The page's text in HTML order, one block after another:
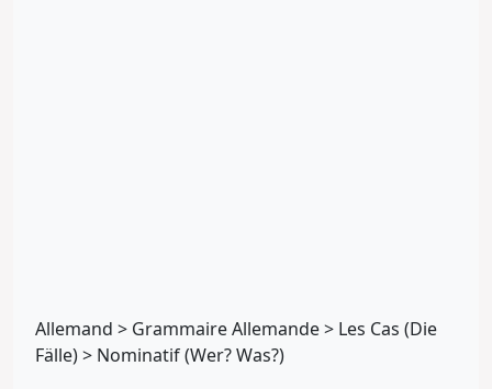
Allemand > Grammaire Allemande> Les Cas (Die
Fälle)> Nominatif (Wer? Was?)